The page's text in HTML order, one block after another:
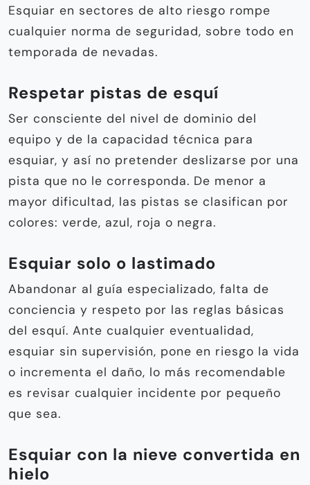
Esquiar en sectores de alto riesgo rompe
cualquier norma de seguridad, sobre todo en
temporada de nevadas.
Respetar pistas de esquí
Ser consciente del nivel de dominio del
equipo y de la capacidad técnica para
esquiar, y así no pretender deslizarse por una
pista que no le corresponda. De menor a
mayor dificultad, las pistas se clasifican por
colores: verde, azul, roja o negra.
Esquiar solo o lastimado
Abandonar al guía especializado, falta de
conciencia y respeto por las reglas básicas
del esquí. Ante cualquier eventualidad,
esquiar sin supervisión, pone en riesgo la vida
o incrementa el daño, lo más recomendable
es revisar cualquier incidente por pequeño
que sea.
Esquiar con la nieve convertida en
hielo